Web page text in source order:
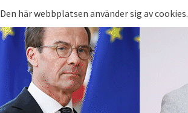
Den här webbplatsen använder sig av cookies.